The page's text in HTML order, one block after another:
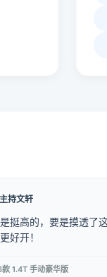
持文轩
挺高的，要是摸透了
好开！
1.4T 手动豪华版